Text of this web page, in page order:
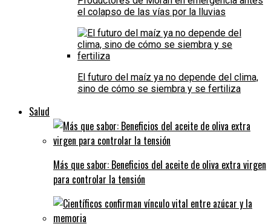
el colapso de las vías por la lluvias
El futuro del maíz ya no depende del clima,
sino de cómo se siembra y se fertiliza
Salud
Más que sabor: Beneficios del aceite de oliva extra virgen
para controlar la tensión